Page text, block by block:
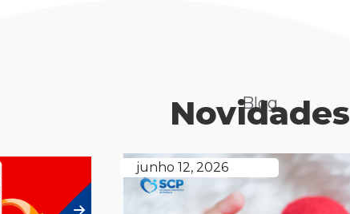
Blog
Novidades
junho 12, 2026